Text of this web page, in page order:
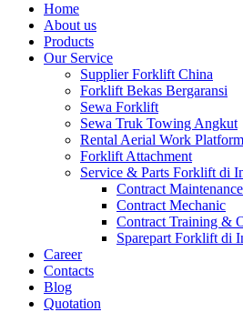
Home
About us
Products
Our Service
Supplier Forklift China
Forklift Bekas Bergaransi
Sewa Forklift
Sewa Truk Towing Angkut
Rental Aerial Work Platform
Forklift Attachment
Service & Parts Forklift di
Contract Maintenance
Contract Mechanic
Contract Training &
Sparepart Forklift di
Career
Contacts
Blog
Quotation